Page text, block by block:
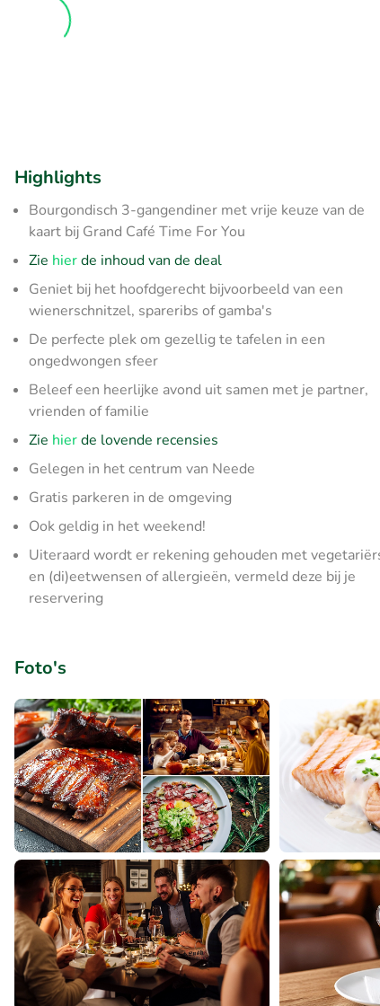
Highlights
Bourgondisch 3-gangendiner met vrije keuze van de
kaart bij Grand Café Time For You
Zie hierde inhoud van de deal
Geniet bij het hoofdgerecht bijvoorbeeld van een
wienerschnitzel, spareribs of gamba's
De perfecte plek om gezellig te tafelen in een
ongedwongen sfeer
Beleef een heerlijke avond uit samen met je partner,
vrienden of familie
Zie hierde lovende recensies
Gelegen in het centrum van Neede
Gratis parkeren in de omgeving
Ook geldig in het weekend!
Uiteraard wordt er rekening gehouden met
en (di)eetwensen of allergieën, vermeld deze bij je
reservering
Foto's